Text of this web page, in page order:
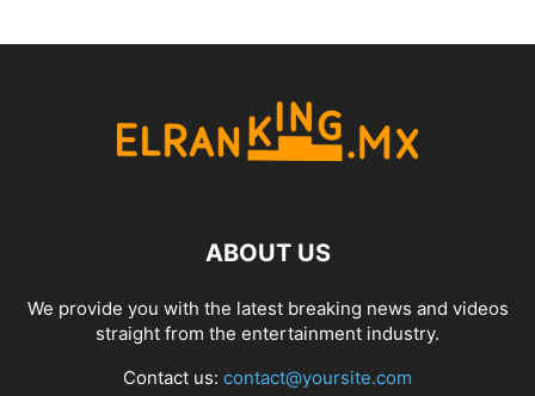
ABOUT US
We provide you with the latest breaking news and videos
straight from the entertainment industry.
Contact us: contact@yoursite.com